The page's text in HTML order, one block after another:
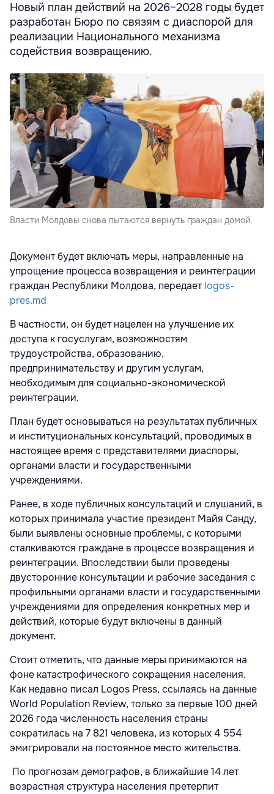
Новый план действий на 2026–2028 годы будет
разработан Бюро по связям с диаспорой для
реализации Национального механизма
содействия возвращению.
Власти Молдовы снова пытаются вернуть граждан домой.
Документ будет включать меры, направленные на
упрощение процесса возвращения и реинтеграции
граждан Республики Молдова, передаетlogos-
pres.md
В частности, он будет нацелен на улучшение их
доступа к госуслугам, возможностям
трудоустройства, образованию,
предпринимательству и другим услугам,
необходимым для социально-экономической
реинтеграции.
План будет основываться на результатах публичных
и институциональных консультаций, проводимых в
настоящее время с представителями диаспоры,
органами власти и государственными
учреждениями.
Ранее, в ходе публичных консультаций и слушаний, в
которых принимала участие президент Майя Санду,
были выявлены основные проблемы, с которыми
сталкиваются граждане в процессе возвращения и
реинтеграции. Впоследствии были проведены
двусторонние консультации и рабочие заседания с
профильными органами власти и государственными
учреждениями для определения конкретных мер и
действий, которые будут включены в данный
документ.
Стоит отметить, что данные меры принимаются на
фоне катастрофического сокращения населения.
Как недавно писал Logos Press, ссылаясь на данные
World Population Review, только за первые 100 дней
2026 года численность населения страны
сократилась на 7 821 человека, из которых 4 554
эмигрировали на постоянное место жительства.
По прогнозам демографов, в ближайшие 14 лет
возрастная структура населения претерпит